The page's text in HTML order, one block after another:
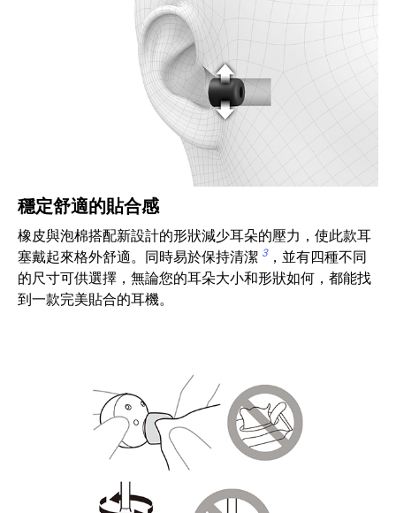
穩定舒適的貼合感
橡皮與泡棉搭配新設計的形狀減少耳朵的壓力，使此款耳
塞戴起來格外舒適。同時易於保持清潔 3，並有四種不同
的尺寸可供選擇，無論您的耳朵大小和形狀如何，都能找
到一款完美貼合的耳機。